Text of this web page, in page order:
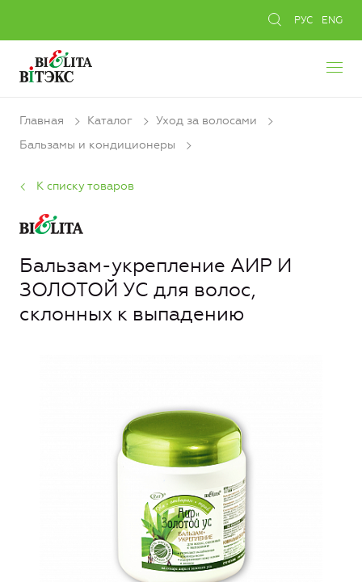
РУС ENG
Главная Каталог
Уход за волосами
Бальзамы и кондиционеры
К списку товаров
Бальзам-укрепление АИР И
ЗОЛОТОЙ УС для волос,
склонных к выпадению